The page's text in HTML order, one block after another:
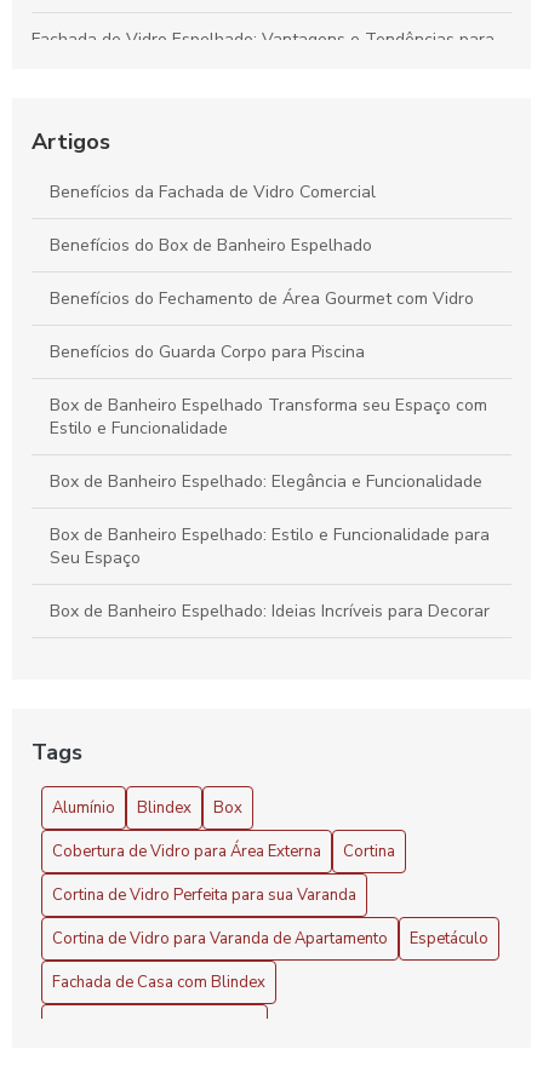
Fachada de Vidro Espelhado: Vantagens e Tendências para
cuidar do seu móvel ideal
Guarda Corpo para Piscina: Segurança e Estilo para Seu
Espaço de Lazer
Guarda Corpo Varanda: Como Escolher o Ideal para
Segurança e Estilo
Artigos
Benefícios da Fachada de Vidro Comercial
Benefícios do Box de Banheiro Espelhado
Benefícios do Fechamento de Área Gourmet com Vidro
Benefícios do Guarda Corpo para Piscina
Box de Banheiro Espelhado Transforma seu Espaço com
Estilo e Funcionalidade
Box de Banheiro Espelhado: Elegância e Funcionalidade
Box de Banheiro Espelhado: Estilo e Funcionalidade para
Seu Espaço
Box de Banheiro Espelhado: Ideias Incríveis para Decorar
Cobertura de Vidro para Área Externa
Cobertura de Vidro para Garagem Preço Atraente
Cobertura de vidro para garagem preço: saiba tudo antes
de investir
Cobertura de vidro para garagem: Elegância e Segurança
Tags
Alumínio Blindex
Box
Cobertura de Vidro para Área Externa
Cortina
Cortina de Vidro Perfeita para sua Varanda
Cortina de Vidro para Varanda de Apartamento
Espetáculo
Fachada de Casa com Blindex